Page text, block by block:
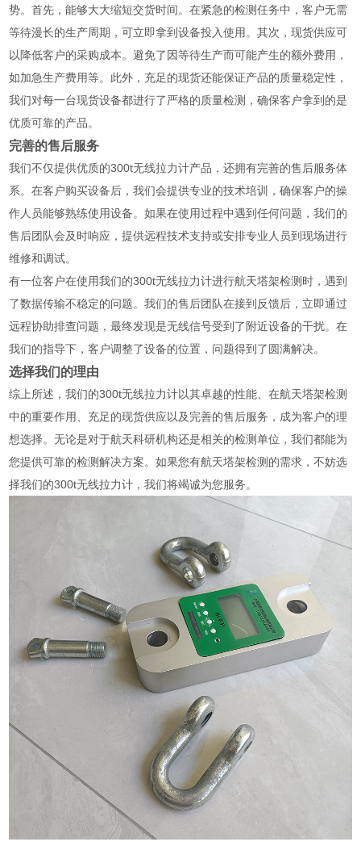
势。首先，能够大大缩短交货时间。在紧急的检测任务中，客户无需
等待漫长的生产周期，可立即拿到设备投入使用。其次，现货供应可
以降低客户的采购成本。避免了因等待生产而可能产生的额外费用，
如加急生产费用等。此外，充足的现货还能保证产品的质量稳定性，
我们对每一台现货设备都进行了严格的质量检测，确保客户拿到的是
优质可靠的产品。
完善的售后服务
我们不仅提供优质的300t无线拉力计产品，还拥有完善的售后服务体
系。在客户购买设备后，我们会提供专业的技术培训，确保客户的操
作人员能够熟练使用设备。如果在使用过程中遇到任何问题，我们的
售后团队会及时响应，提供远程技术支持或安排专业人员到现场进行
维修和调试。
有一位客户在使用我们的300t无线拉力计进行航天塔架检测时，遇到
了数据传输不稳定的问题。我们的售后团队在接到反馈后，立即通过
远程协助排查问题，最终发现是无线信号受到了附近设备的干扰。在
我们的指导下，客户调整了设备的位置，问题得到了圆满解决。
选择我们的理由
综上所述，我们的300t无线拉力计以其卓越的性能、在航天塔架检测
中的重要作用、充足的现货供应以及完善的售后服务，成为客户的理
想选择。无论是对于航天科研机构还是相关的检测单位，我们都能为
您提供可靠的检测解决方案。如果您有航天塔架检测的需求，不妨选
择我们的300t无线拉力计，我们将竭诚为您服务。